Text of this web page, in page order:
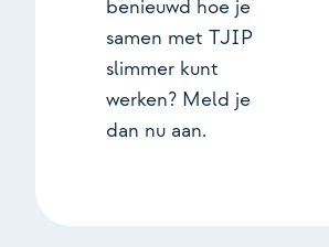
benieuwd hoe je
samen met TJIP
slimmer kunt
werken? Meld je
dan nu aan.